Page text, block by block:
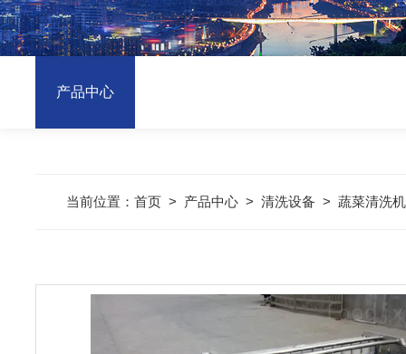
产品中心
当前位置： 首页 > 产品中心 > 清洗设备 > 蔬菜清洗机